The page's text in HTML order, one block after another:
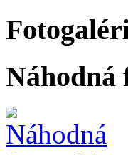
Náhodná